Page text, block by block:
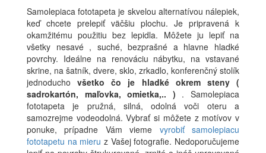
Samolepiaca fototapeta je skvelou alternatívou nálepiek,
keď chcete prelepiť väčšiu plochu. Je pripravená k
okamžitému použitiu bez lepidla. Môžete ju lepiť na
všetky nesavé , suché, bezprašné a hlavne hladké
povrchy. Ideálne na renováciu nábytku, na vstavané
skrine, na šatník, dvere, sklo, zrkadlo, konferenčný stolík
jednoduchovšetko čo je hladké okrem steny (
sadrokartón, maľovka, omietka,.. ) . Samolepiaca
fototapeta je pružná, silná, odolná voči oteru a
samozrejme vodeodolná. Vybrať si môžete z motívov v
ponuke, prípadne Vám vieme vyrobiť samolepiacu
fototapetu na mieru z Vašej fotografie. Nedoporučujeme